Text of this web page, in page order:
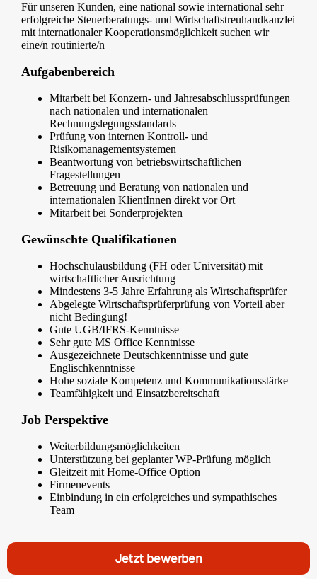
Für unseren Kunden, eine national sowie international sehr
erfolgreiche Steuerberatungs- und Wirtschaftstreuhandkanzlei
mit internationaler Kooperationsmöglichkeit suchen wir
eine/n routinierte/n
Aufgabenbereich
Mitarbeit bei Konzern- und Jahresabschlussprüfungen
nach nationalen und internationalen
Rechnungslegungsstandards
Prüfung von internen Kontroll- und
Risikomanagementsystemen
Beantwortung von betriebswirtschaftlichen
Fragestellungen
Betreuung und Beratung von nationalen und
internationalen KlientInnen direkt vor Ort
Mitarbeit bei Sonderprojekten
Gewünschte Qualifikationen
Hochschulausbildung (FH oder Universität) mit
wirtschaftlicher Ausrichtung
Mindestens 3-5 Jahre Erfahrung als Wirtschaftsprüfer
Abgelegte Wirtschaftsprüferprüfung von Vorteil aber
nicht Bedingung!
Gute UGB/IFRS-Kenntnisse
Sehr gute MS Office Kenntnisse
Ausgezeichnete Deutschkenntnisse und gute
Englischkenntnisse
Hohe soziale Kompetenz und Kommunikationsstärke
Teamfähigkeit und Einsatzbereitschaft
Job Perspektive
Weiterbildungsmöglichkeiten
Unterstützung bei geplanter WP-Prüfung möglich
Gleitzeit mit Home-Office Option
Firmenevents
Einbindung in ein erfolgreiches und sympathisches
Team
Jetzt bewerben